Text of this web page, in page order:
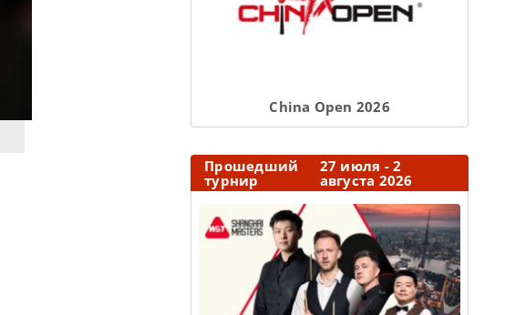
Сhina Open 2026
Прошедший
турнир
27 июля - 2
августа 2026